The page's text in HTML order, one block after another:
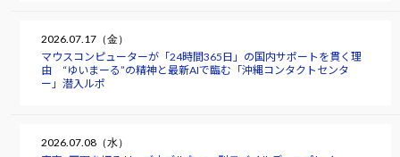
2026.07.17（金）
マウスコンピューターが「24時間365日」の国内サポートを貫く理
由 “ゆいまーる”の精神と最新AIで臨む「沖縄コンタクトセンタ
ー」潜入ルポ
2026.07.08（水）